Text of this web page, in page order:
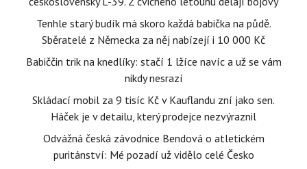
Tenhle starý budík má skoro každá babička na půdě.
Sběratelé z Německa za něj nabízejí i 10 000 Kč
Babiččin trik na knedlíky: stačí 1 lžíce navíc a už se vám
nikdy nesrazí
Skládací mobil za 9 tisíc Kč v Kauflandu zní jako sen.
Háček je v detailu, který prodejce nezvýraznil
Odvážná česká závodnice Bendová o atletickém
puritánství: Mé pozadí už vidělo celé Česko